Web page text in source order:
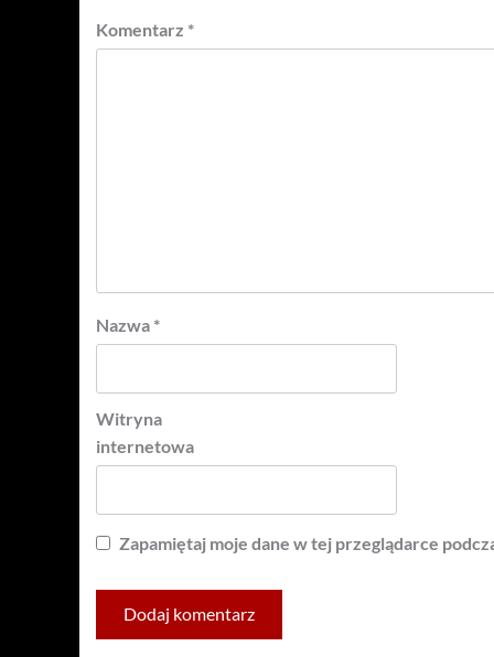
Komentarz *
Nazwa *
Witryna
internetowa
Zapamiętaj moje dane w tej przeglądarce